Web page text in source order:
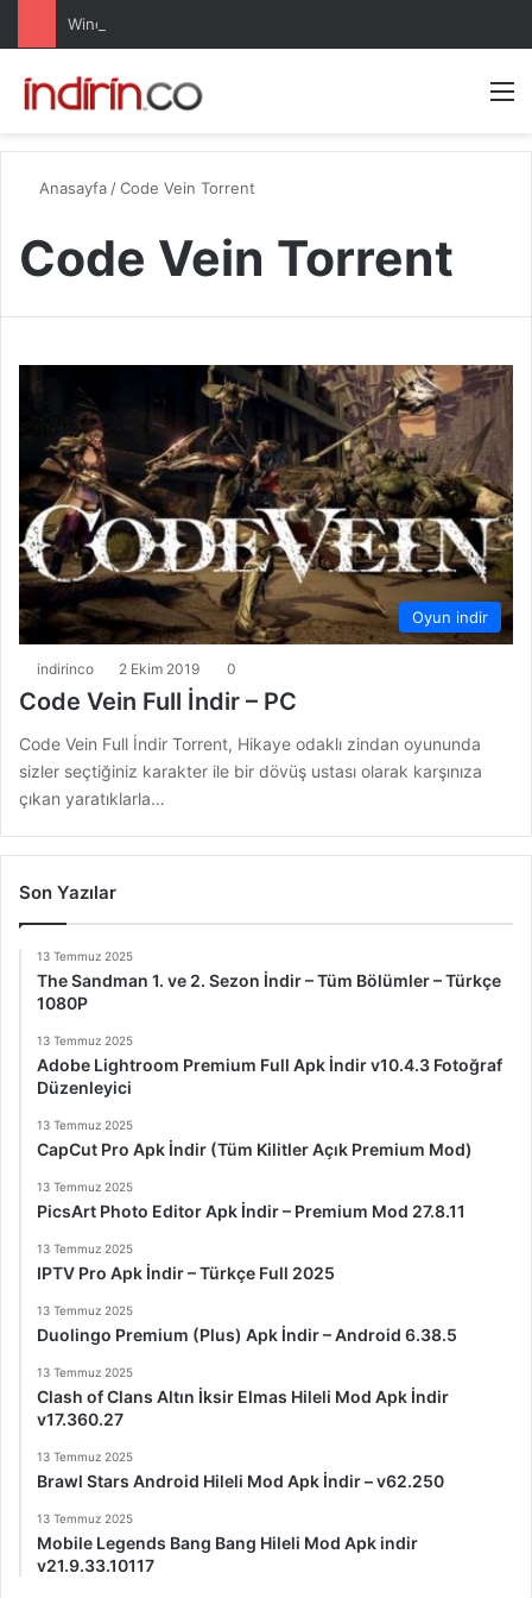
Windows 10 Pro indir – Türkçe – Güncel 2025
Anasayfa /Code Vein Torrent
Code Vein Torrent
Oyun indir
indirinco 2 Ekim 2019 0
Code Vein Full İndir – PC
Code Vein Full İndir Torrent, Hikaye odaklı zindan oyununda
sizler seçtiğiniz karakter ile bir dövüş ustası olarak karşınıza
çıkan yaratıklarla…
Son Yazılar
13 Temmuz 2025
The Sandman 1. ve 2. Sezon İndir – Tüm Bölümler – Türkçe
1080P
13 Temmuz 2025
Adobe Lightroom Premium Full Apk İndir v10.4.3 Fotoğraf
Düzenleyici
13 Temmuz 2025
CapCut Pro Apk İndir (Tüm Kilitler Açık Premium Mod)
13 Temmuz 2025
PicsArt Photo Editor Apk İndir – Premium Mod 27.8.11
13 Temmuz 2025
IPTV Pro Apk İndir – Türkçe Full 2025
13 Temmuz 2025
Duolingo Premium (Plus) Apk İndir – Android 6.38.5
13 Temmuz 2025
Clash of Clans Altın İksir Elmas Hileli Mod Apk İndir
v17.360.27
13 Temmuz 2025
Brawl Stars Android Hileli Mod Apk İndir – v62.250
13 Temmuz 2025
Mobile Legends Bang Bang Hileli Mod Apk indir
v21.9.33.10117